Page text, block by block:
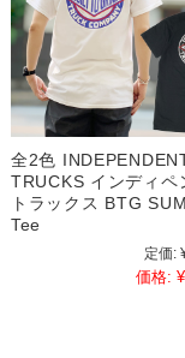
全2色
TRUCKS インディペ
トラックス BTG
Tee
定価:
価格: